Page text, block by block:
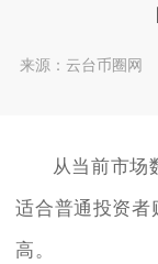
来源：云台币圈网
从当前市场
适合普通投资者
高。